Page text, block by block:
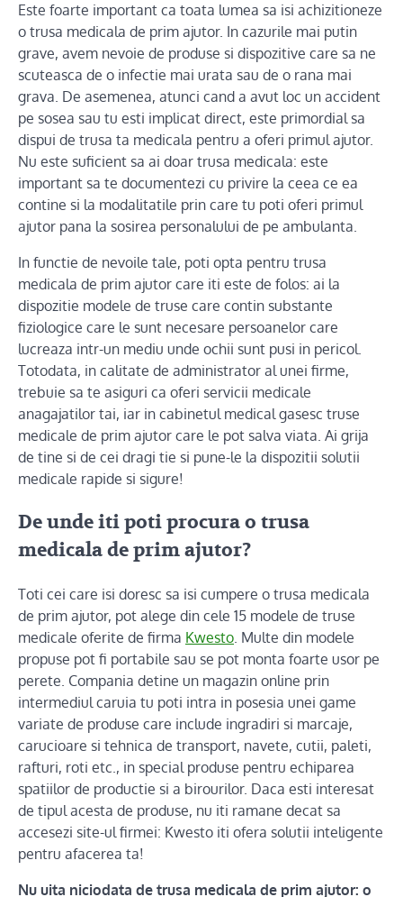
Este foarte important ca toata lumea sa isi achizitioneze
o trusa medicala de prim ajutor. In cazurile mai putin
grave, avem nevoie de produse si dispozitive care sa ne
scuteasca de o infectie mai urata sau de o rana mai
grava. De asemenea, atunci cand a avut loc un accident
pe sosea sau tu esti implicat direct, este primordial sa
dispui de trusa ta medicala pentru a oferi primul ajutor.
Nu este suficient sa ai doar trusa medicala: este
important sa te documentezi cu privire la ceea ce ea
contine si la modalitatile prin care tu poti oferi primul
ajutor pana la sosirea personalului de pe ambulanta.
In functie de nevoile tale, poti opta pentru trusa
medicala de prim ajutor care iti este de folos: ai la
dispozitie modele de truse care contin substante
fiziologice care le sunt necesare persoanelor care
lucreaza intr-un mediu unde ochii sunt pusi in pericol.
Totodata, in calitate de administrator al unei firme,
trebuie sa te asiguri ca oferi servicii medicale
anagajatilor tai, iar in cabinetul medical gasesc truse
medicale de prim ajutor care le pot salva viata. Ai grija
de tine si de cei dragi tie si pune-le la dispozitii solutii
medicale rapide si sigure!
De unde iti poti procura o trusa
medicala de prim ajutor?
Toti cei care isi doresc sa isi cumpere o trusa medicala
de prim ajutor, pot alege din cele 15 modele de truse
medicale oferite de firma Kwesto . Multe din modele
propuse pot fi portabile sau se pot monta foarte usor pe
perete. Compania detine un magazin online prin
intermediul caruia tu poti intra in posesia unei game
variate de produse care include ingradiri si marcaje,
carucioare si tehnica de transport, navete, cutii, paleti,
rafturi, roti etc., in special produse pentru echiparea
spatiilor de productie si a birourilor. Daca esti interesat
de tipul acesta de produse, nu iti ramane decat sa
accesezi site-ul firmei: Kwesto iti ofera solutii inteligente
pentru afacerea ta!
Nu uita niciodata de trusa medicala de prim ajutor: o